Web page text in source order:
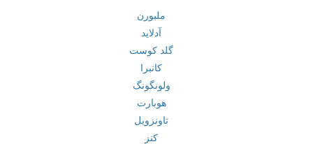
ملبورن
آدلاید
گلد کوست
کانبرا
ولونگونگ
هوبارت
تاونزویل
کنز